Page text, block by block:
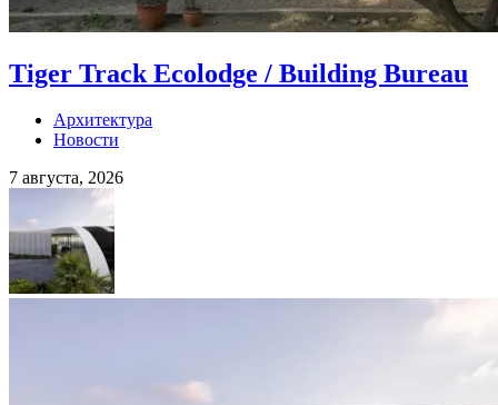
Tiger Track Ecolodge / Building Bureau
Архитектура
Новости
7 августа, 2026